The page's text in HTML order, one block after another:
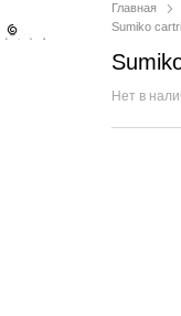
Главная
Sumiko
Нет в